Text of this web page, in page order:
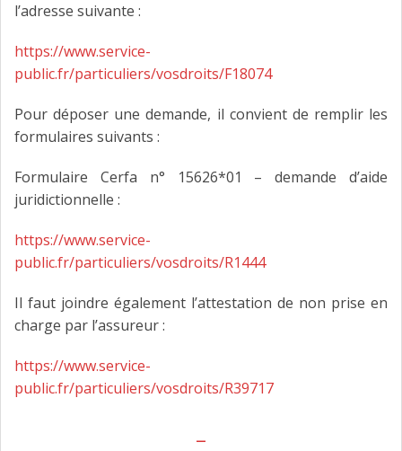
l’adresse suivante :
https://www.service-
public.fr/particuliers/vosdroits/F18074
Pour déposer une demande, il convient de remplir les
formulaires suivants :
Formulaire Cerfa n° 15626*01 – demande d’aide
juridictionnelle :
https://www.service-
public.fr/particuliers/vosdroits/R1444
Il faut joindre également l’attestation de non prise en
charge par l’assureur :
https://www.service-
public.fr/particuliers/vosdroits/R39717